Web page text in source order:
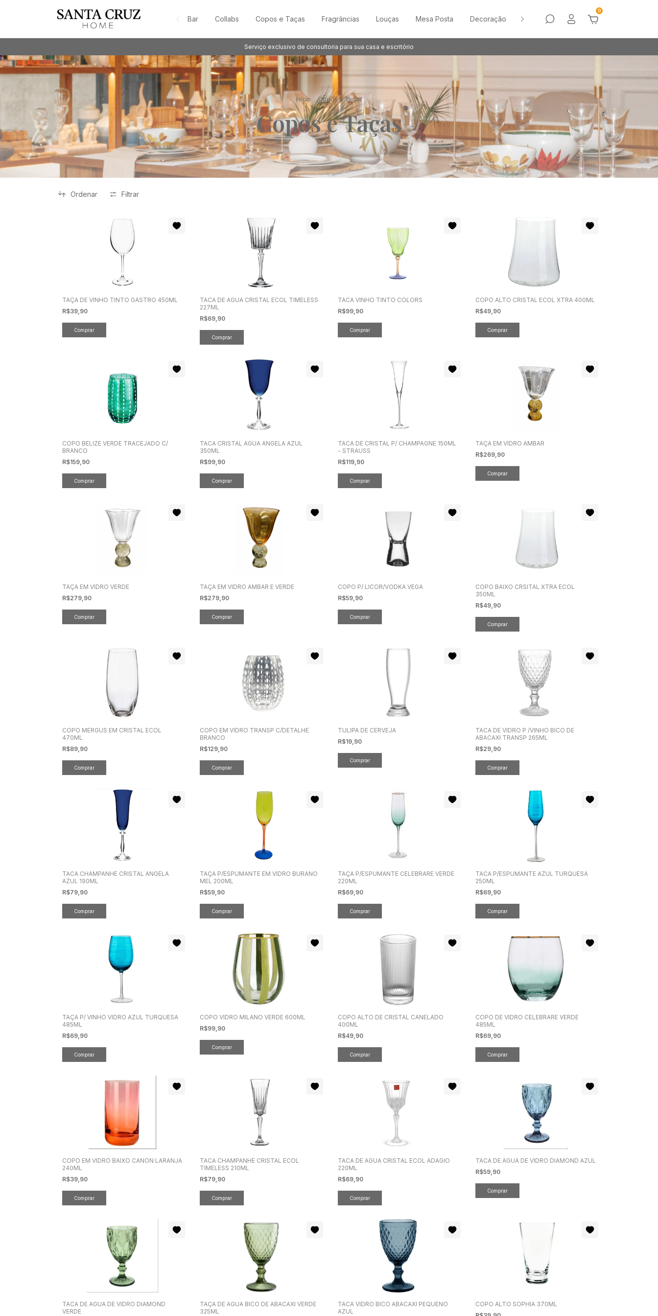
Bar Collabs Copos e Taças Fragrâncias Louças Mesa Posta Decoração Sale Vasos
0
Serviço exclusivo de consultoria para sua casa e escritório
Início . Copos e Taças
Copos e Taças
Ordenar Filtrar
TAÇA DE VINHO TINTO GASTRO 450ML
R$39,90
TACA DE AGUA CRISTAL ECOL TIMELESS
227ML
R$69,90
TACA VINHO TINTO COLORS
R$99,90
COPO ALTO CRISTAL ECOL XTRA 400ML
R$49,90
COPO BELIZE VERDE TRACEJADO C/
BRANCO
R$159,90
TACA CRISTAL AGUA ANGELA AZUL
350ML
R$99,90
TACA DE CRISTAL P/ CHAMPAGNE 150ML
- STRAUSS
R$119,90
TAÇA EM VIDRO AMBAR
R$269,90
TAÇA EM VIDRO VERDE
R$279,90
TAÇA EM VIDRO AMBAR E VERDE
R$279,90
COPO P/ LICOR/VODKA VEGA
R$59,90
COPO BAIXO CRSITAL XTRA ECOL
350ML
R$49,90
COPO MERGUS EM CRISTAL ECOL
470ML
R$89,90
COPO EM VIDRO TRANSP C/DETALHE
BRANCO
R$129,90
TULIPA DE CERVEJA
R$19,90
TACA DE VIDRO P /VINHO BICO DE
ABACAXI TRANSP 265ML
R$29,90
TACA CHAMPANHE CRISTAL ANGELA
AZUL 190ML
R$79,90
TAÇA P/ESPUMANTE EM VIDRO BURANO
MEL 200ML
R$59,90
TAÇA P/ESPUMANTE CELEBRARE VERDE
220ML
R$69,90
TACA P/ESPUMANTE AZUL TURQUESA
250ML
R$69,90
TAÇA P/ VINHO VIDRO AZUL TURQUESA
485ML
R$69,90
COPO VIDRO MILANO VERDE 600ML
R$99,90
COPO ALTO DE CRISTAL CANELADO
400ML
R$49,90
COPO DE VIDRO CELEBRARE VERDE
485ML
R$69,90
COPO EM VIDRO BAIXO CANON LARANJA
240ML
R$39,90
TACA CHAMPANHE CRISTAL ECOL
TIMELESS 210ML
R$79,90
TACA DE AGUA CRISTAL ECOL ADAGIO
220ML
R$69,90
TACA DE AGUA DE VIDRO DIAMOND AZUL
R$59,90
TACA DE AGUA DE VIDRO DIAMOND
VERDE
TAÇA DE AGUA BICO DE ABACAXI VERDE
325ML
TACA VIDRO BICO ABACAXI PEQUENO
AZUL
COPO ALTO SOPHIA 370ML